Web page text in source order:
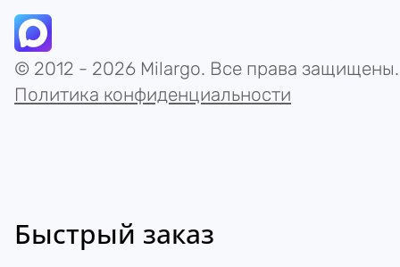
© 2012 - 2026 Milargo. Все права защищены.
Политика конфиденциальности
Быстрый заказ